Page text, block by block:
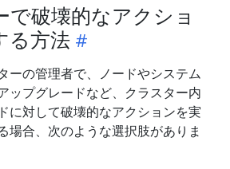
で破壊的なアクショ
る方法
ーの管理者で、ノードやシステム
ップグレードなど、クラスター内
に対して破壊的なアクションを実
場合、次のような選択肢がありま